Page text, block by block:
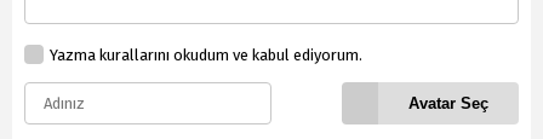
Yazma kurallarını okudum ve kabul ediyorum.
Avatar Seç